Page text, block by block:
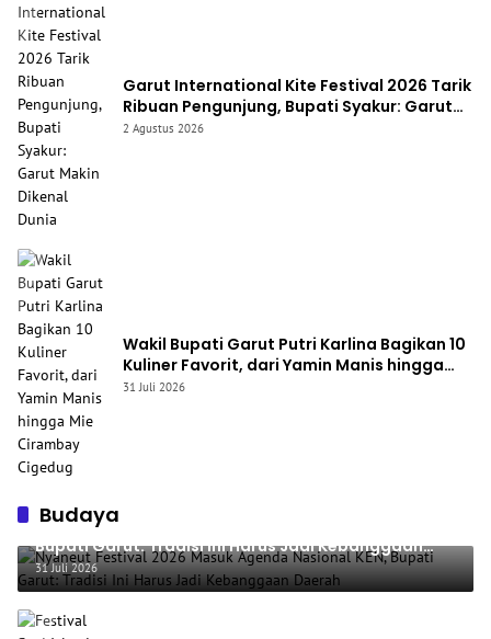
Garut International Kite Festival 2026 Tarik
Ribuan Pengunjung, Bupati Syakur: Garut
Makin Dikenal Dunia
2 Agustus 2026
Wakil Bupati Garut Putri Karlina Bagikan 10
Kuliner Favorit, dari Yamin Manis hingga
Mie Cirambay Cigedug
31 Juli 2026
Budaya
Nyaneut Festival 2026 Masuk Agenda Nasional KEN,
Bupati Garut: Tradisi Ini Harus Jadi Kebanggaan
Daerah
31 Juli 2026